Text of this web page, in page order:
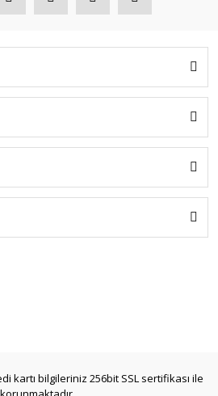
kartı bilgileriniz 256bit SSL sertifikası ile